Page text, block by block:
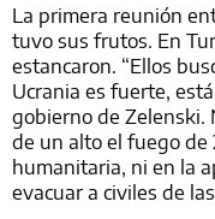
La primera reunión
tuvo sus frutos. En
estancaron. “Ellos
Ucrania es fuerte,
gobierno de Zelenski.
de un alto el fuego de
humanitaria, ni en la
evacuar a civiles de